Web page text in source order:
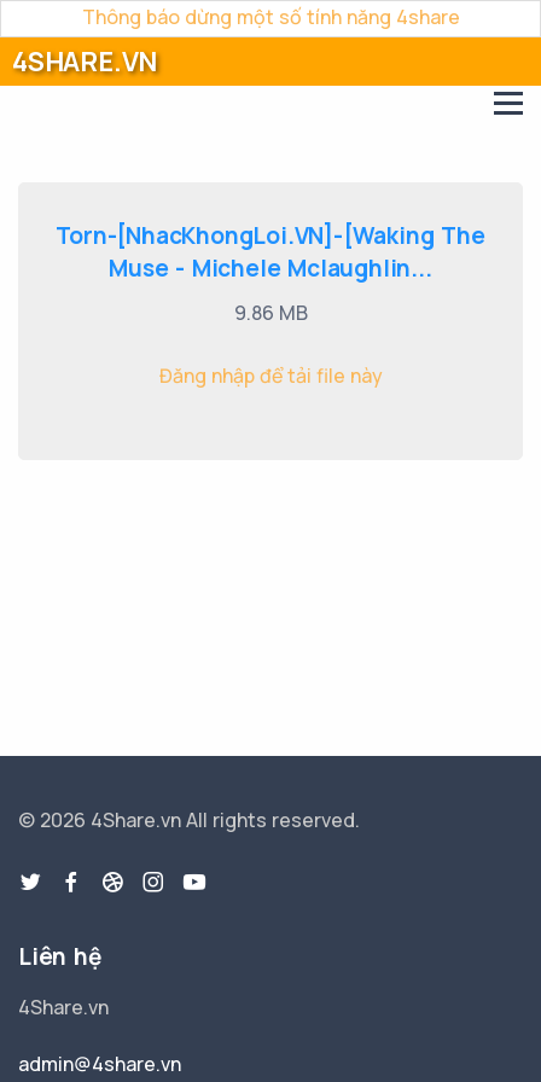
Thông báo dừng một số tính năng 4share
4SHARE.VN
Torn-[NhacKhongLoi.VN]-[Waking The
Muse - Michele Mclaughlin...
9.86 MB
Đăng nhập để tải file này
© 2026 4Share.vnAll rights reserved.
Liên hệ
4Share.vn
admin@4share.vn